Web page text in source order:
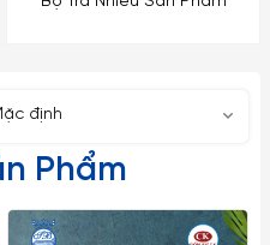
định
Phẩm